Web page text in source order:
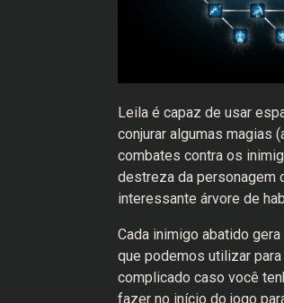
Leila é capaz de usar
conjurar algumas magias
combates contra os
destreza da personagem
interessante árvore de
Cada inimigo abatido
que podemos utilizar
complicado caso você
fazer no início do jogo